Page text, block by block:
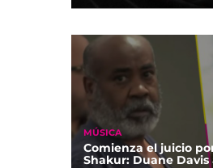
MÚSICA
Comienza el juicio
Shakur: Duane